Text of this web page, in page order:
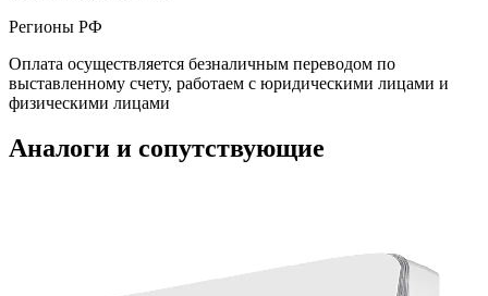
Регионы РФ
Оплата осуществляется безналичным переводом по
выставленному счету, работаем с юридическими лицами и
физическими лицами
Аналоги и сопутствующие